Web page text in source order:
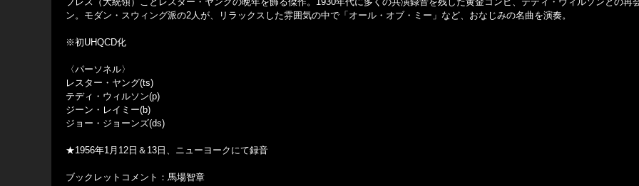
ン。モダン・スウィング派の2人が、リラックスした雰囲気の中で「オール・オブ・ミー」など、おなじみの名曲を演奏。
※初UHQCD化
〈パーソネル〉
レスター・ヤング(ts)
テディ・ウィルソン(p)
ジーン・レイミー(b)
ジョー・ジョーンズ(ds)
★1956年1月12日＆13日、ニューヨークにて録音
ブックレットコメント：馬場智章